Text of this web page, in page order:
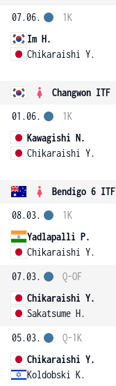
07.06.
Im H.
Chikaraishi Y.
1K
Changwon ITF
01.06.
Kawagishi N.
Chikaraishi Y.
1K
Bendigo 6 ITF
08.03.
Yadlapalli P.
Chikaraishi Y.
1K
07.03.
Chikaraishi Y.
Sakatsume H.
Q-OF
05.03.
Chikaraishi Y.
Koldobski K.
Q-1K